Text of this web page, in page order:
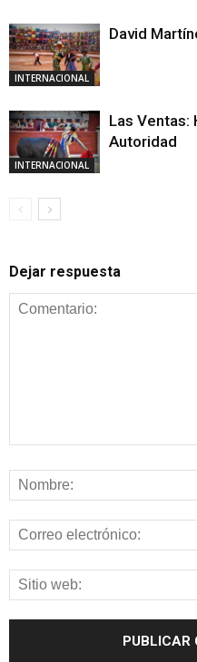
INTERNACIONAL
David
INTERNACIONAL
Las Ventas:
Autoridad
Dejar respuesta